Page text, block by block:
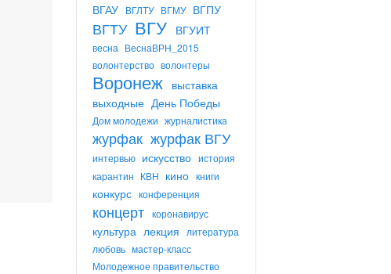
ВГАУ ВГЛТУ ВГМУ ВГПУ
ВГТУ ВГУ ВГУИТ
весна ВеснаВРН_2015
волонтерство волонтеры
Воронеж выставка
выходные День Победы
Дом молодежи журналистика
журфак журфак ВГУ
интервью искусство история
карантин КВН кино книги
конкурс конференция
концерт коронавирус
культура лекция
литература
любовь мастер-класс
Молодежное правительство